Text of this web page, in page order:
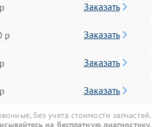
Заказать
р Заказать
Заказать
Заказать
без учета стоимости запчастей.
на бесплатную диагностику.